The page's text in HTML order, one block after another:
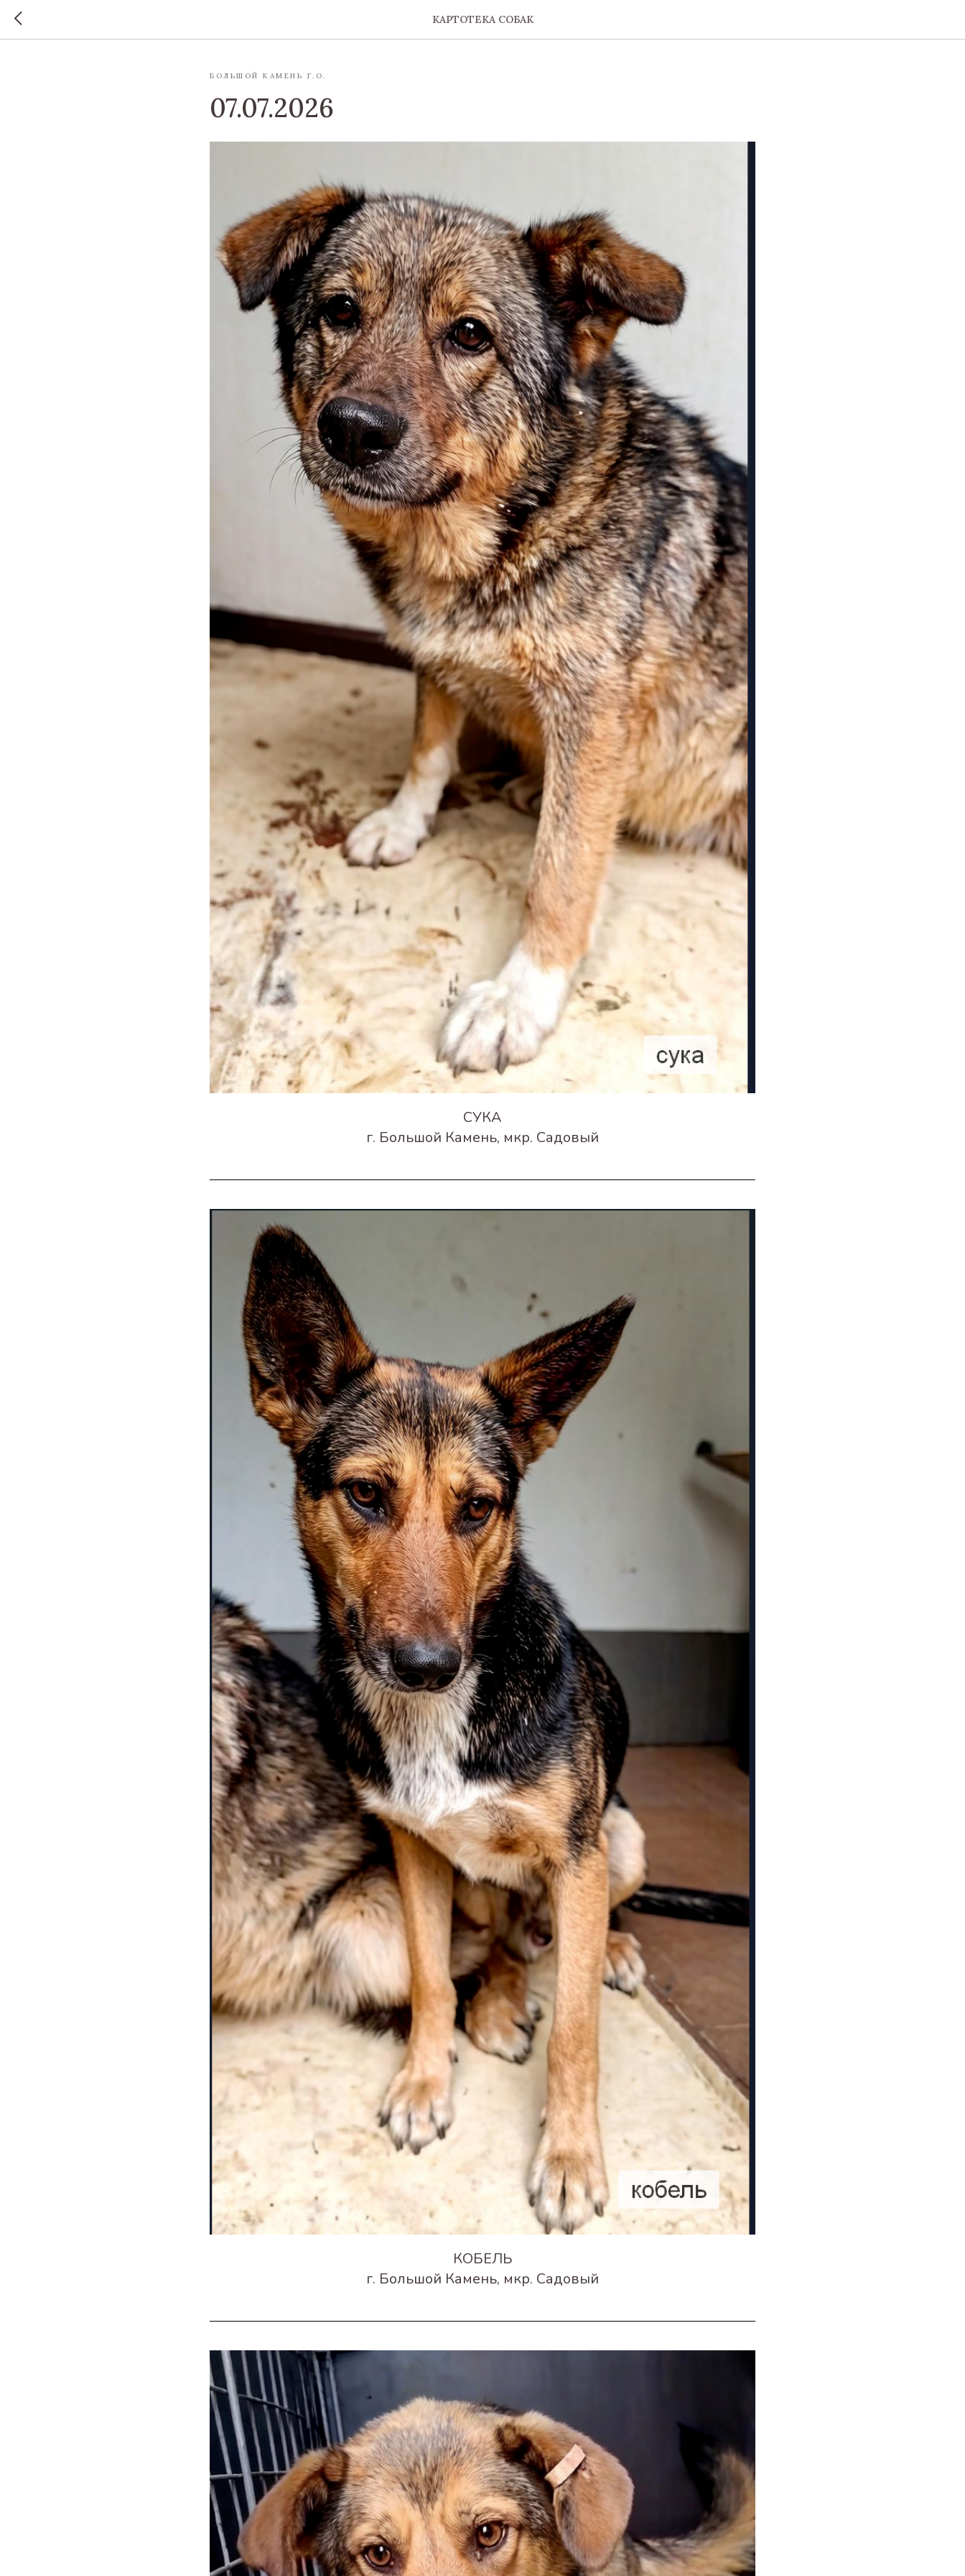
КАРТОТЕКА СОБАК
БОЛЬШОЙ КАМЕНЬ Г.О.
07.07.2026
СУКА
г. Большой Камень, мкр. Садовый
КОБЕЛЬ
г. Большой Камень, мкр. Садовый